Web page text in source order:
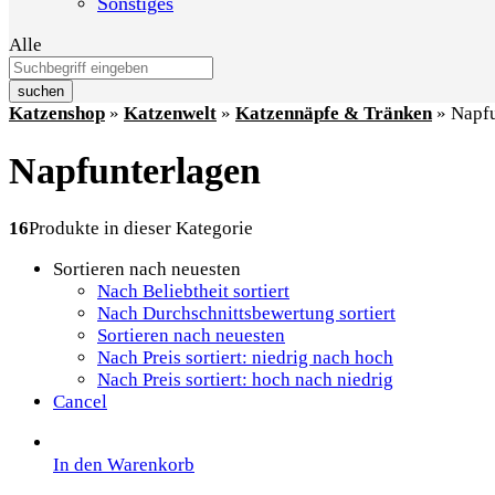
Alle
suchen
Katzenshop » Katzenwelt » Katzennäpfe & Tränken»
Napfunterlagen
16Produkte in dieser Kategorie
Sortieren nach neuesten
Nach Beliebtheit sortiert
Nach Durchschnittsbewertung sortiert
Sortieren nach neuesten
Nach Preis sortiert: niedrig nach hoch
Nach Preis sortiert: hoch nach niedrig
Cancel
In den Warenkorb